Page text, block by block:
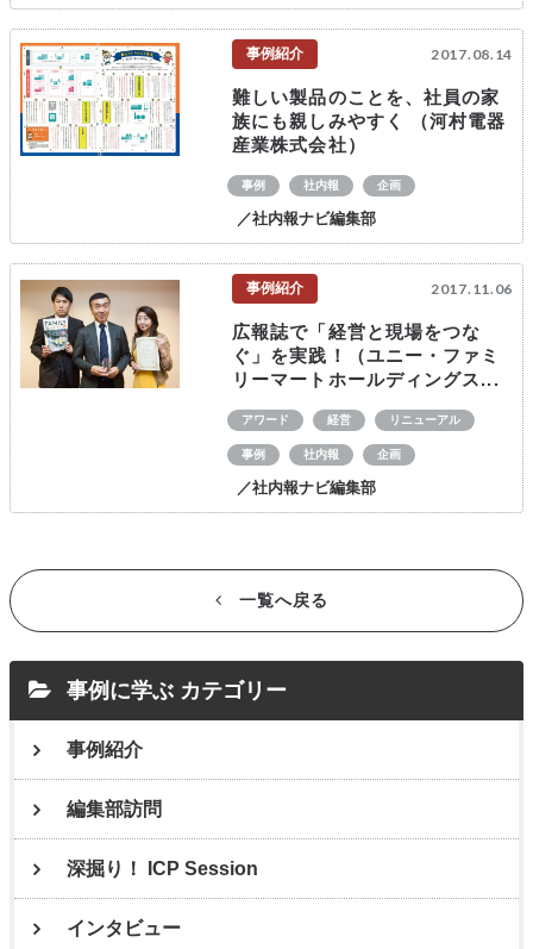
事例紹介 2017.08.14
難しい製品のことを、社員の家
族にも親しみやすく （河村電器
産業株式会社）
事例 社内報 企画
／社内報ナビ編集部
事例紹介 2017.11.06
広報誌で「経営と現場をつな
ぐ」を実践！（ユニー・ファミ
リーマートホールディングス...
アワード 経営 リニューアル
事例 社内報 企画
／社内報ナビ編集部
一覧へ戻る
事例に学ぶ カテゴリー
事例紹介
編集部訪問
深掘り！ ICP Session
インタビュー